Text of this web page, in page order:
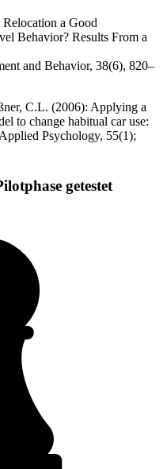
a Good
Behavior? Results From a
and Behavior, 38(6), 820–
C.L. (2006): Applying a
to change habitual car use:
Psychology, 55(1);
getestet